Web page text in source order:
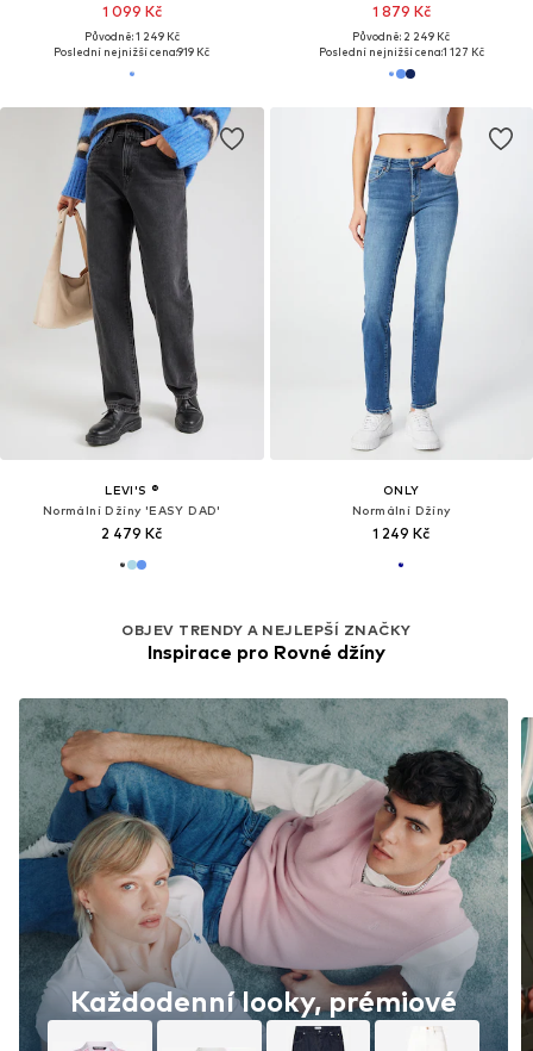
1 099 Kč
Původně: 1 249 Kč
Poslední nejnižší cena:919 Kč
1 879 Kč
Původně: 2 249 Kč
Poslední nejnižší cena:1 127 Kč
LEVI'S ®
Normální Džíny 'EASY DAD'
2 479 Kč
ONLY
Normální Džíny
1 249 Kč
OBJEV TRENDY A NEJLEPŠÍ ZNAČKY
Inspirace pro Rovné džíny
Každodenní looky, prémiové